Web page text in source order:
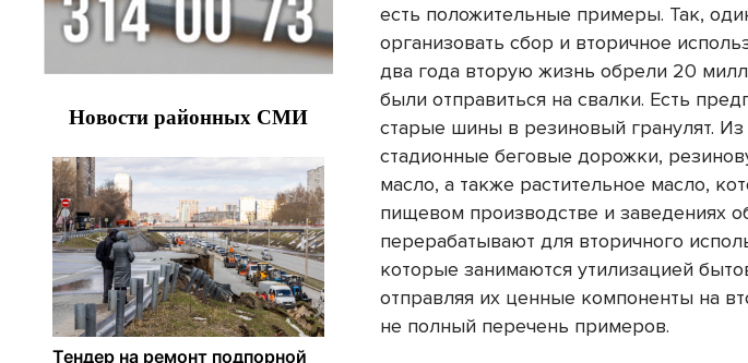
есть положительные примеры. Так,
организовать сбор и вторичное
два года вторую жизнь обрели 20
были отправиться на свалки. Есть
старые шины в резиновый гранулят.
стадионные беговые дорожки,
масло, а также растительное масло,
пищевом производстве и заведениях
перерабатывают для вторичного
которые занимаются утилизацией
отправляя их ценные компоненты на
не полный перечень примеров.